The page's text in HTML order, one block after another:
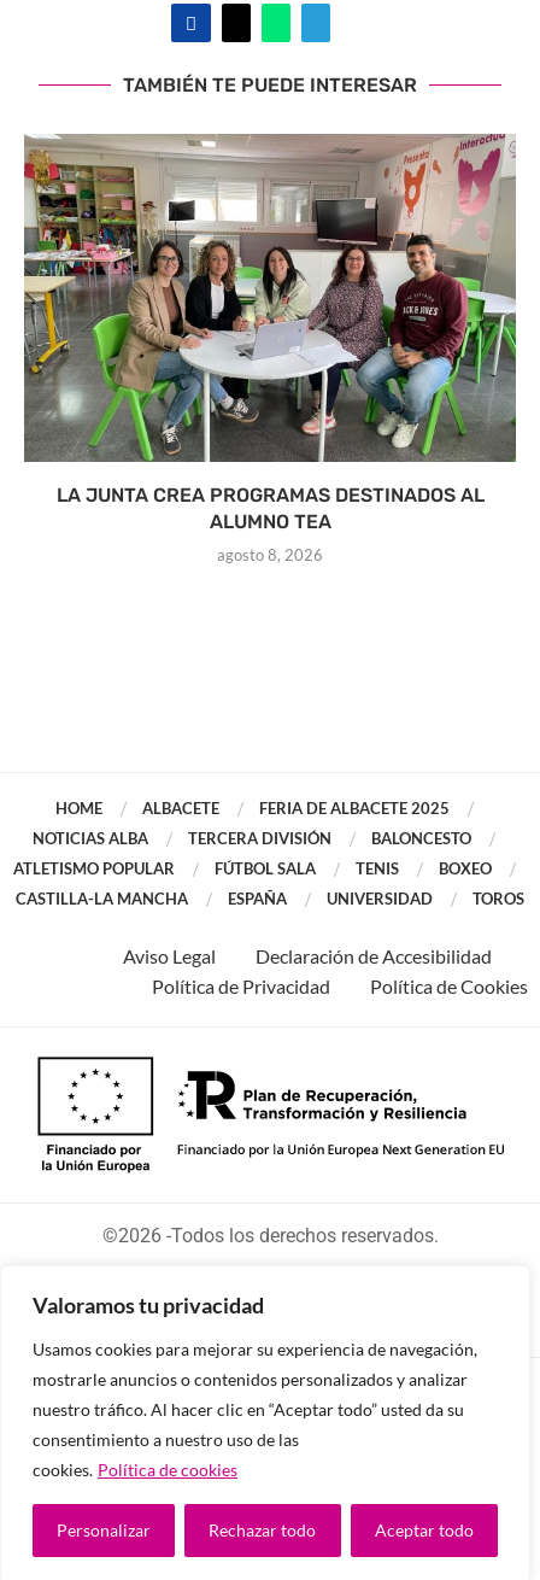
Valoramos tu privacidad
Usamos cookies para mejorar su experiencia de navegación,
mostrarle anuncios o contenidos personalizados y analizar
nuestro tráfico. Al hacer clic en “Aceptar todo” usted da su
consentimiento a nuestro uso de las
cookies. Política de cookies
Personalizar Rechazar todo Aceptar todo
TAMBIÉN TE PUEDE INTERESAR
LA JUNTA CREA PROGRAMAS DESTINADOS AL
ALUMNO TEA
agosto 8, 2026
HOME ALBACETE
FERIA DE ALBACETE 2025
NOTICIAS ALBA
TERCERA DIVISIÓN
BALONCESTO
ATLETISMO POPULAR
FÚTBOL SALA TENIS
BOXEO
CASTILLA-LA MANCHA
ESPAÑA UNIVERSIDAD TOROS
Aviso Legal
Declaración de Accesibilidad
Política de Privacidad
Política de Cookies
©2026 -Todos los derechos reservados.
Diseñado y desarrollado por tu equipo Imedia
Comunicación